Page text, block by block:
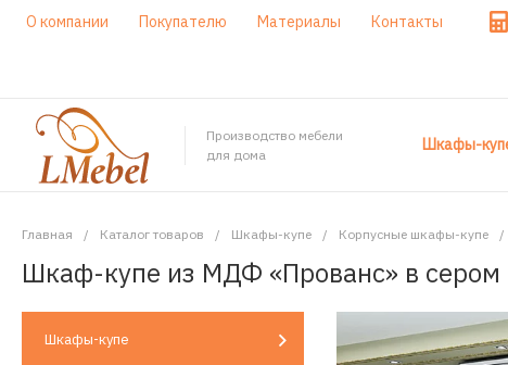
О компании Покупателю Материалы Контакты
Производство мебели
для дома
Шкафы-
Главная / Каталог товаров / Шкафы-купе / Корпусные шкафы-купе /
Шкаф-купе из МДФ «Прованс» в сером
Шкафы-купе